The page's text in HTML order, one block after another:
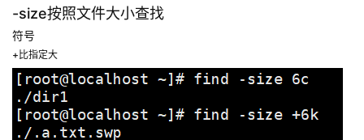
-size按照文件大小查找
符号
+比指定大